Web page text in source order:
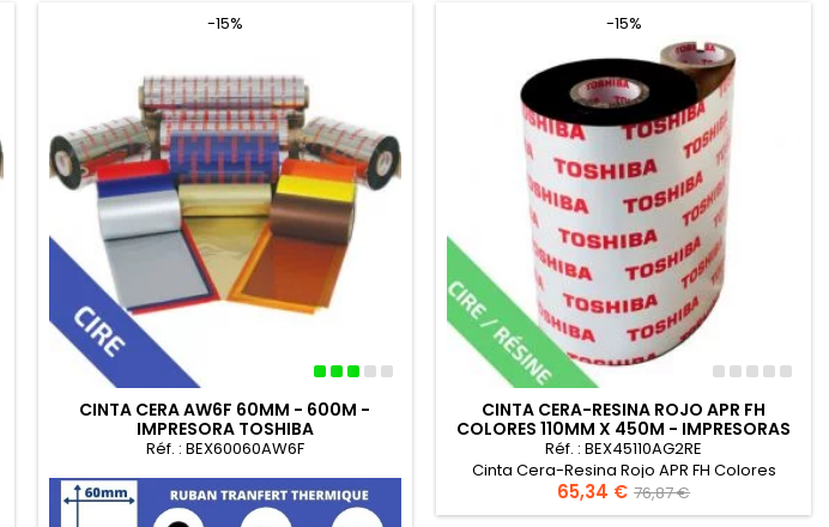
-15%
CINTA CERA AW6F 60MM - 600M -
IMPRESORA TOSHIBA
Réf. : BEX60060AW6F
-15%
CINTA CERA-RESINA ROJO APR FH
COLORES 110MM X 450M - IMPRESORAS
TOSHIB
Réf. : BEX45110AG2RE
Cinta Cera-Resina Rojo APR FH Colores
110mm x 450m - Impresoras TOSHIB
Precio
65,34 € Precio
base
76,87 €